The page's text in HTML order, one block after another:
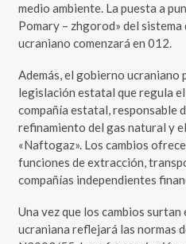
medio ambiente. La puesta a
Pomary – zhgorod» del
ucraniano comenzará en 012.
Además, el gobierno ucraniano
legislación estatal que regula
compañía estatal, responsable
refinamiento del gas natural y
«Naftogaz». Los cambios
funciones de extracción,
compañías independientes
Una vez que los cambios
ucraniana reflejará las normas